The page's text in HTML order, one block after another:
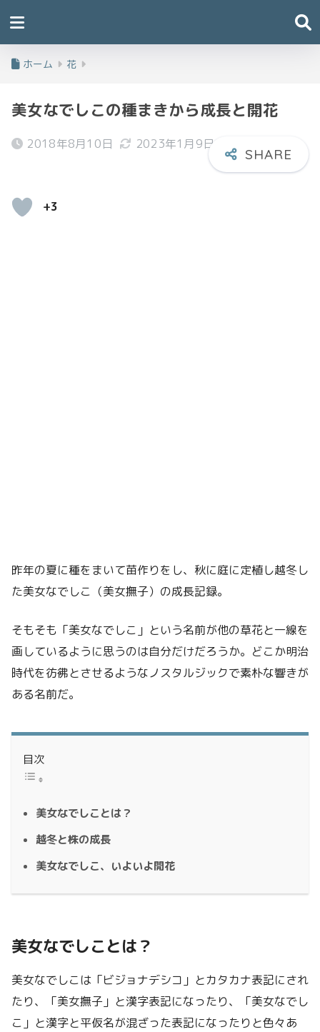
ホーム 花
美女なでしこの種まきから成長と開花
2018年8月10日 2023年1月9日
+3
昨年の夏に種をまいて苗作りをし、秋に庭に定植し越冬し
た美女なでしこ（美女撫子）の成長記録。
そもそも「美女なでしこ」という名前が他の草花と一線を
画しているように思うのは自分だけだろうか。どこか明治
時代を彷彿とさせるようなノスタルジックで素朴な響きが
ある名前だ。
目次
美女なでしことは？
越冬と株の成長
美女なでしこ、いよいよ開花
美女なでしことは？
美女なでしこは「ビジョナデシコ」とカタカナ表記にされ
たり、「美女撫子」と漢字表記になったり、「美女なでし
こ」と漢字と平仮名が混ざった表記になったりと色々あ